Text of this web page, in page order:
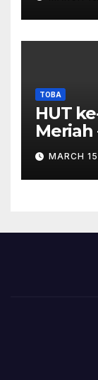
TOBA
HUT
Meriah
Danau
MARCH